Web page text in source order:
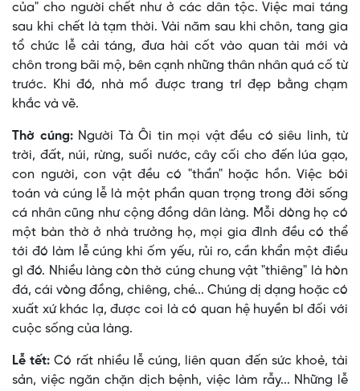
của" cho người chết như ở các dân tộc. Việc mai táng
sau khi chết là tạm thời. Vài năm sau khi chôn, tang gia
tổ chức lễ cải táng, đưa hài cốt vào quan tài mới và
chôn trong bãi mộ, bên cạnh những thân nhân quá cố từ
trước. Khi đó, nhà mồ được trang trí đẹp bằng chạm
khắc và vẽ.
Thờ cúng:Người Tà Ôi tin mọi vật đều có siêu linh, từ
trời, đất, núi, rừng, suối nước, cây cối cho đến lúa gạo,
con người, con vật đều có "thần" hoặc hồn. Việc bói
toán và cúng lễ là một phần quan trọng trong đời sống
cá nhân cũng như cộng đồng dân làng. Mỗi dòng họ có
một bàn thờ ở nhà trưởng họ, mọi gia đình đều có thể
tới đó làm lễ cúng khi ốm yếu, rủi ro, cần khẩn một điều
gì đó. Nhiều làng còn thờ cúng chung vật "thiêng" là hòn
đá, cái vòng đồng, chiêng, ché... Chúng dị dạng hoặc có
xuất xứ khác lạ, được coi là có quan hệ huyền bí đối với
cuộc sống của làng.
Lễ tết: Có rất nhiều lễ cúng, liên quan đến sức khoẻ, tài
sản, việc ngăn chặn dịch bệnh, việc làm rẫy... Những lễ